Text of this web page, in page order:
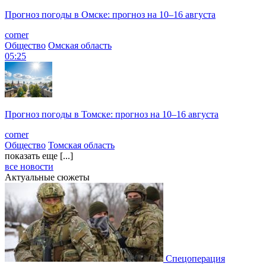
Прогноз погоды в Омске: прогноз на 10–16 августа
corner
Общество Омская область
05:25
Прогноз погоды в Томске: прогноз на 10–16 августа
corner
Общество Томская область
показать еще [...]
все новости
Актуальные сюжеты
Спецоперация